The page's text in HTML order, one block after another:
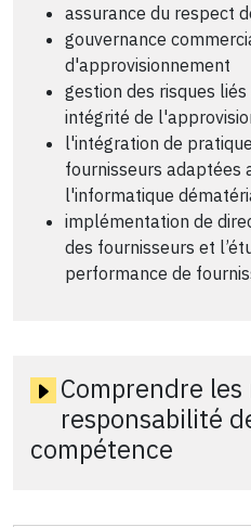
assurance du respect
gouvernance
d'approvisionnement
gestion des risques
intégrité de
l'intégration de
fournisseurs adaptées
l'informatique
implémentation de
des fournisseurs et
performance de
Comprendre
responsabilité
compétence